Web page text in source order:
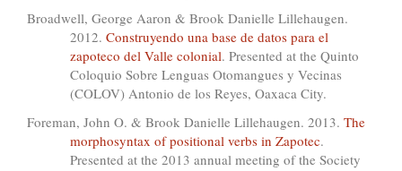
Broadwell, George Aaron & Brook Danielle Lillehaugen.
2012. Construyendo una base de datos para el
zapoteco del Valle colonial. Presented at the Quinto
Coloquio Sobre Lenguas Otomangues y Vecinas
(COLOV) Antonio de los Reyes, Oaxaca City.
Foreman, John O. & Brook Danielle Lillehaugen. 2013. The
morphosyntax of positional verbs in Zapotec.
Presented at the 2013 annual meeting of the Society